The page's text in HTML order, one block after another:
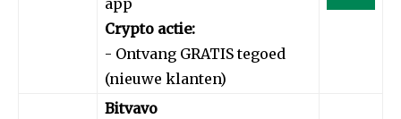
app
Crypto actie:
- Ontvang GRATIS tegoed
(nieuwe klanten)
Bitvavo